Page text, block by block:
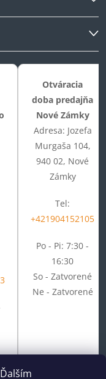
Otváracia
doba predajňa
Nové Zámky
Adresa: Jozefa
Murgaša 104,
940 02, Nové
Zámky
Tel:
+421904152105
Po - Pi: 7:30 -
16:30
So - Zatvorené
Ne - Zatvorené